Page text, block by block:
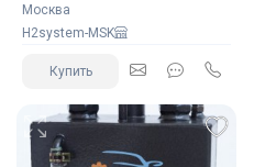
Москва
H2system-MSK
Купить